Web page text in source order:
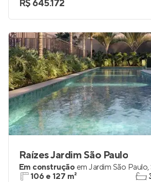
R$ 645.172
Raízes Jardim São Paulo
Em construção em Jardim São Paulo,
106 e 127 m²